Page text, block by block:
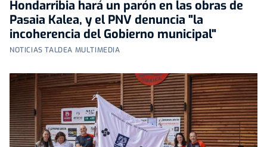
Hondarribia hará un parón en las obras de
Pasaia Kalea, y el PNV denuncia "la
incoherencia del Gobierno municipal"
NOTICIAS TALDEA MULTIMEDIA